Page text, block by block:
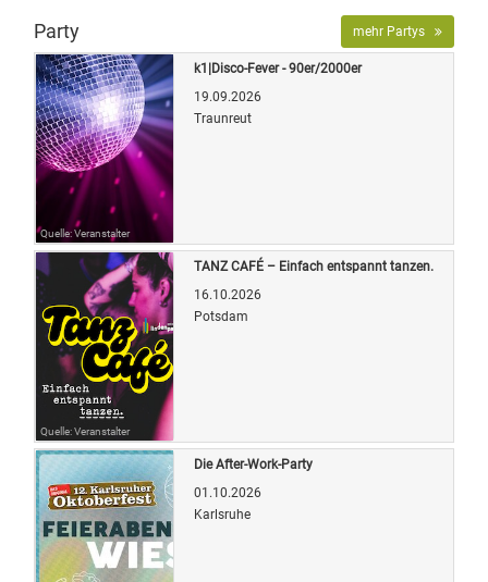
Party mehr Partys
Quelle: Veranstalter
k1|Disco-Fever - 90er/2000er
19.09.2026
Traunreut
Quelle: Veranstalter
TANZ CAFÉ – Einfach entspannt tanzen.
16.10.2026
Potsdam
Die After-Work-Party
01.10.2026
Karlsruhe